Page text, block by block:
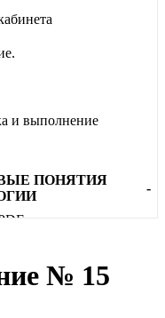
и выполнение
ПОНЯТИЯ
-
построения
№ 15